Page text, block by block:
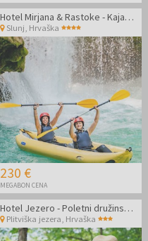
Hotel Mirjana & Rastoke - Kajakaštvo po čudoviti reki Mrežnici
Slunj, Hrvaška
230 €
MEGABON CENA
Hotel Jezero - Poletni družinski oddih v Plitvicah z vključenimi vstopnicami
Plitviška jezera, Hrvaška